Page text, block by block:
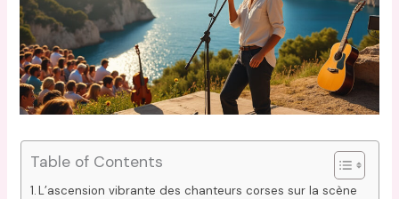
Table of Contents
L’ascension vibrante des chanteurs corses sur la scène